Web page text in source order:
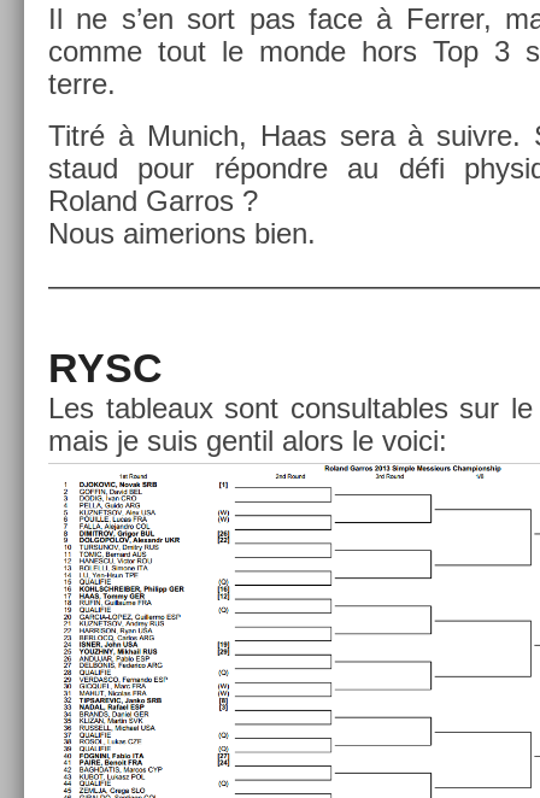
Il ne s’en sort pas face à Ferr­er,
comme tout le monde hors Top 3
terre.
Titré à Munich, Haas sera à
staud pour répondre au défi
Roland Gar­ros ?
Nous aimer­ions bien.
RYSC
Les tab­leaux sont con­sult­ables sur
mais je suis gen­til alors le voici: